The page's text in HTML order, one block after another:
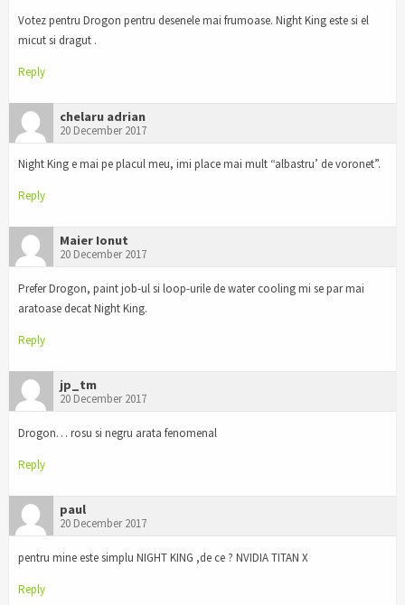
Votez pentru Drogon pentru desenele mai frumoase. Night King este si el
micut si dragut .
Reply
chelaru adrian
20 December 2017
Night King e mai pe placul meu, imi place mai mult “albastru’ de voronet”.
Reply
Maier Ionut
20 December 2017
Prefer Drogon, paint job-ul si loop-urile de water cooling mi se par mai
aratoase decat Night King.
Reply
jp_tm
20 December 2017
Drogon… rosu si negru arata fenomenal
Reply
paul
20 December 2017
pentru mine este simplu NIGHT KING ,de ce ? NVIDIA TITAN X
Reply